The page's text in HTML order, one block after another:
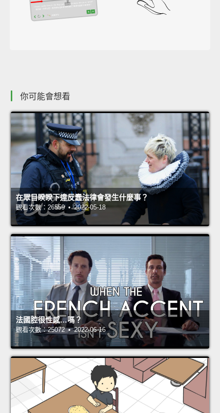
你可能會想看
在眾目睽睽下違反蠢法律會發生什麼事？
觀看次數：26559 • 2022-05-18
法國腔很性感…嗎？
觀看次數：25072 • 2022-06-16